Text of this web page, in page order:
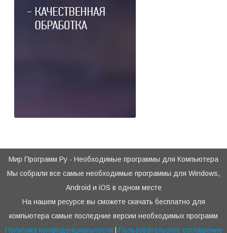
Мир Программ Ру - Необходимые программы для Компьютера
Мы собрали все самые необходимые программы для Windows,
Android и iOS в одном месте
На нашем ресурсе вы сможете скачать бесплатно для
компьютера самые последние версии необходимых программ
Политика конфиденциальности
Пользовательское соглашение